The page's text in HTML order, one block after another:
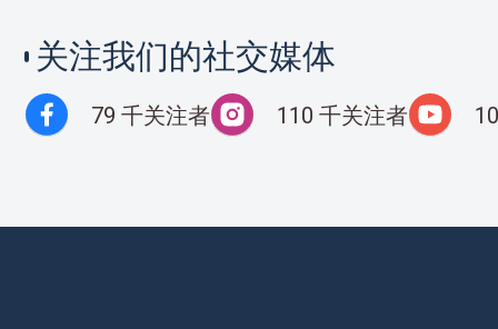
关注我们的社交媒体
79 千关注者 110 千关注者